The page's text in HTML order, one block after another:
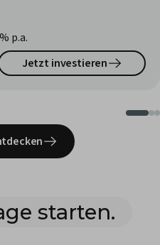
% p.a.
Jetzt investieren
starten.